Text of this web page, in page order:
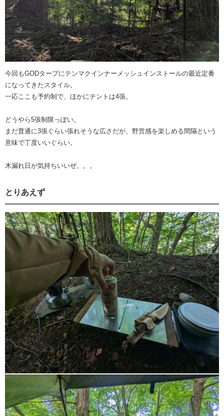
今回もGODタープにテンマクインナーメッシュインストールの最近定番
になってきたスタイル。
一応ここも予約制で、ほかにテントは4張。
どうやら5張制限っぽい。
まだ普通に3張ぐらい張れそうな広さだが、野営感を楽しめる間隔という
意味で丁度いいぐらい。
木漏れ日が気持ちいいぜ。。。
とりあえず